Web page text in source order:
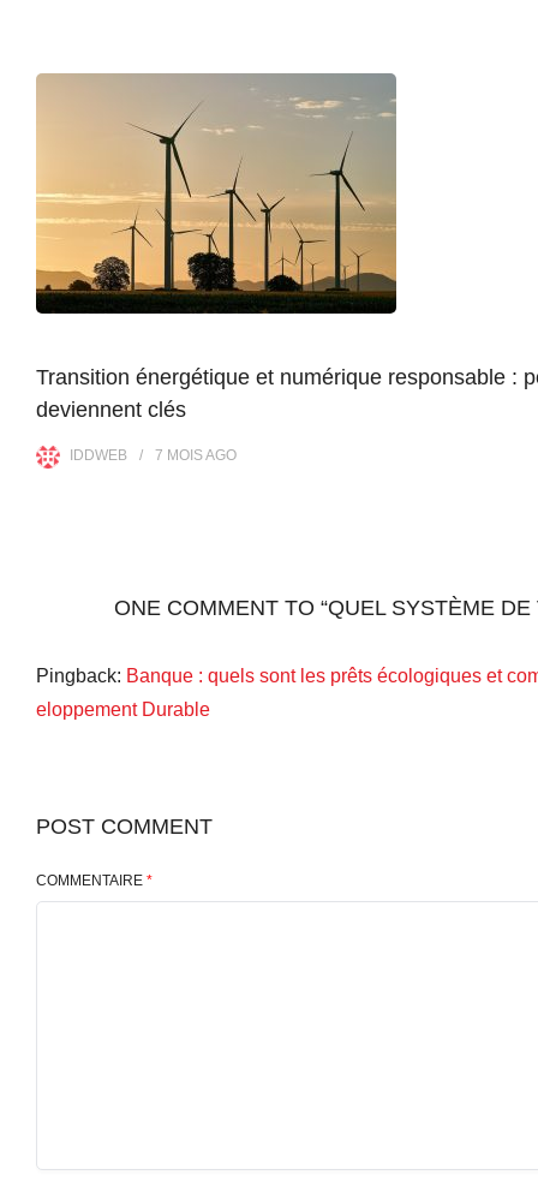
Transition énergétique et numérique responsable :
deviennent clés
IDDWEB 7 MOISAGO
ONE COMMENT TO “QUEL SYSTÈME
Pingback: Banque : quels sont les prêts écologiques et
eloppement Durable
POST COMMENT
COMMENTAIRE *